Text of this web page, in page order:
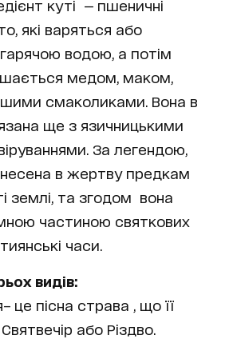
куті — пшеничні
які варяться або
водою, а потім
медом, маком,
смаколиками. Вона в
ще з язичницькими
За легендою,
в жертву предкам
землі, та згодом вона
частиною святкових
часи.
видів:
це пісна страва , що її
або Різдво.